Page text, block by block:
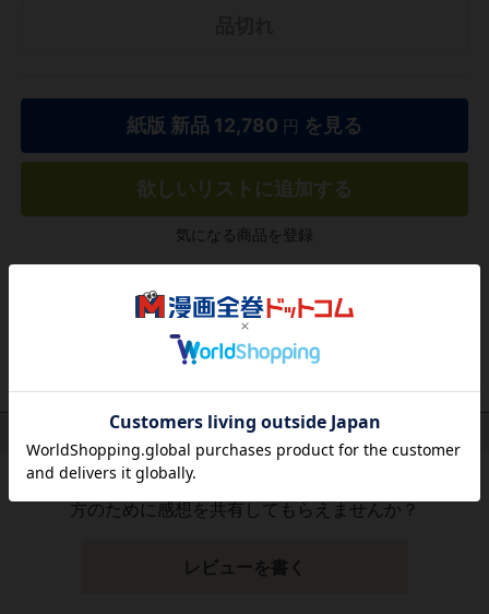
紙版 新品 12,780 円 を見る
欲しいリストに追加する
気になる商品を登録
作品レビュー （関連商品を含む）
この作品にはまだレビューがありません。 今後読まれる
方のために感想を共有してもらえませんか？
レビューを書く